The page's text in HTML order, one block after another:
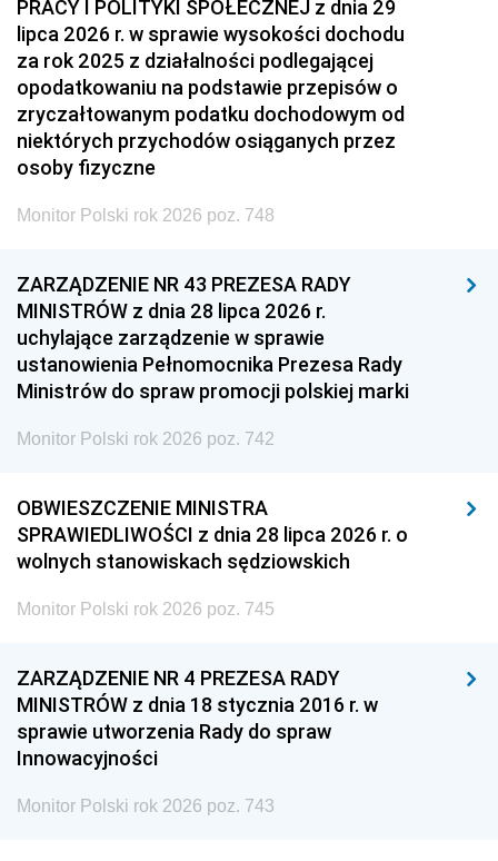
PRACY I POLITYKI SPOŁECZNEJ z dnia 29
lipca 2026 r. w sprawie wysokości dochodu
za rok 2025 z działalności podlegającej
opodatkowaniu na podstawie przepisów o
zryczałtowanym podatku dochodowym od
niektórych przychodów osiąganych przez
osoby fizyczne
Monitor Polski rok 2026 poz. 748
ZARZĄDZENIE NR 43 PREZESA RADY
MINISTRÓW z dnia 28 lipca 2026 r.
uchylające zarządzenie w sprawie
ustanowienia Pełnomocnika Prezesa Rady
Ministrów do spraw promocji polskiej marki
Monitor Polski rok 2026 poz. 742
OBWIESZCZENIE MINISTRA
SPRAWIEDLIWOŚCI z dnia 28 lipca 2026 r. o
wolnych stanowiskach sędziowskich
Monitor Polski rok 2026 poz. 745
ZARZĄDZENIE NR 4 PREZESA RADY
MINISTRÓW z dnia 18 stycznia 2016 r. w
sprawie utworzenia Rady do spraw
Innowacyjności
Monitor Polski rok 2026 poz. 743